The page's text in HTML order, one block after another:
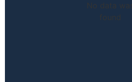
No data was
found